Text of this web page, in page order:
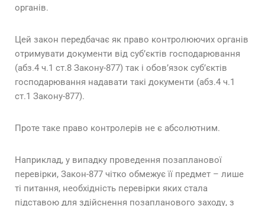
органів.
Цей закон передбачає як право контролюючих органів
отримувати документи від суб’єктів господарювання
(абз.4 ч.1 ст.8 Закону-877) так і обов’язок суб’єктів
господарювання надавати такі документи (абз.4 ч.1
ст.1 Закону-877).
Проте таке право контролерів не є абсолютним.
Наприклад, у випадку проведення позапланової
перевірки, Закон-877 чітко обмежує її предмет – лише
ті питання, необхідність перевірки яких стала
підставою для здійснення позапланового заходу, з